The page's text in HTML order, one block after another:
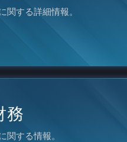
関する詳細情報。
務
関する情報。